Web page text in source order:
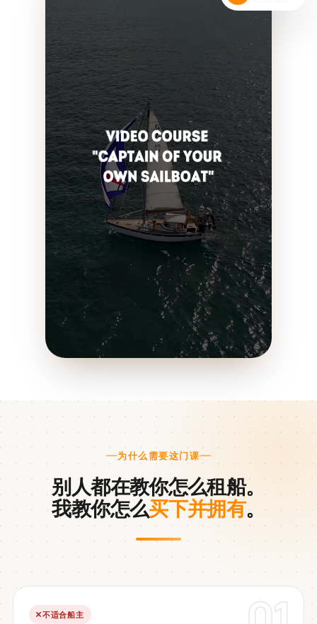
为什么需要这门课
别人都在教你怎么租船。
我教你怎么买下并拥有。
不适合船主